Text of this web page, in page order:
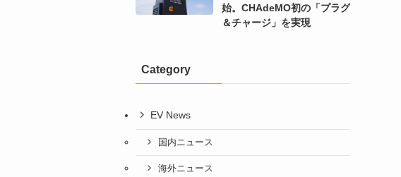
始。CHAdeMO初の「プラグ
＆チャージ」を実現
Category
EV News
国内ニュース
海外ニュース